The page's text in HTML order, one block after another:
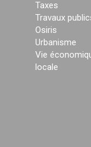
Taxes
Travaux
Osiris
Urbanisme
Vie
locale